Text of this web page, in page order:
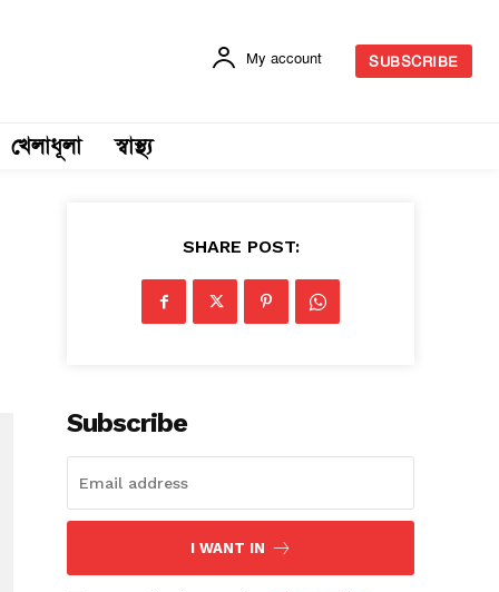
My account SUBSCRIBE
খেলাধূলা স্বাস্থ্য
SHARE POST:
Subscribe
I WANT IN